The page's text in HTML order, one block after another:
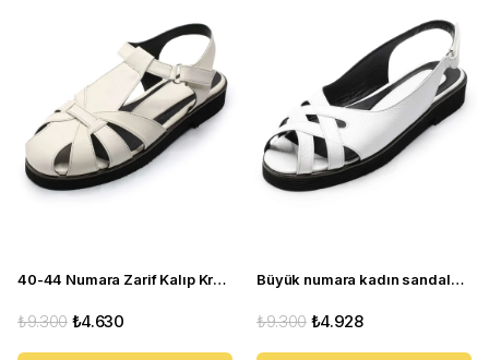
40-44 Numara Zarif Kalıp Krem Yazlık Kadın Babet Sandalet CB210
₺4.630
₺9.300
Büyük numara kadın sandalet babet ayakkabı AS110 beyaz
₺4.928
₺9.300